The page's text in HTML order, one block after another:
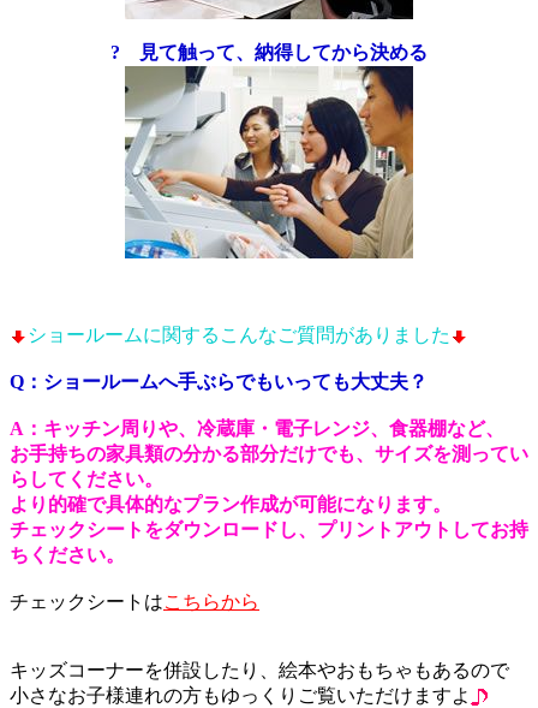
? 見て触って、納得してから決める
ショールームに関するこんなご質問がありました
Q：ショールームへ手ぶらでもいっても大丈夫？
A：キッチン周りや、冷蔵庫・電子レンジ、食器棚など、
お手持ちの家具類の分かる部分だけでも、サイズを測ってい
らしてください。
より的確で具体的なプラン作成が可能になります。
チェックシートをダウンロードし、プリントアウトしてお持
ちください。
チェックシートはこちらから
キッズコーナーを併設したり、絵本やおもちゃもあるので
小さなお子様連れの方もゆっくりご覧いただけますよ